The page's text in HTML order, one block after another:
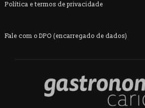
Política e termos de privacidade
Fale com o DPO (encarregado de dados)